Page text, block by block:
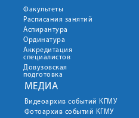
Факультеты
Расписания занятий
Аспирантура
Ординатура
Аккредитация
специалистов
Довузовская
подготовка
МЕДИА
Видеоархив событий КГМУ
Фотоархив событий КГМУ